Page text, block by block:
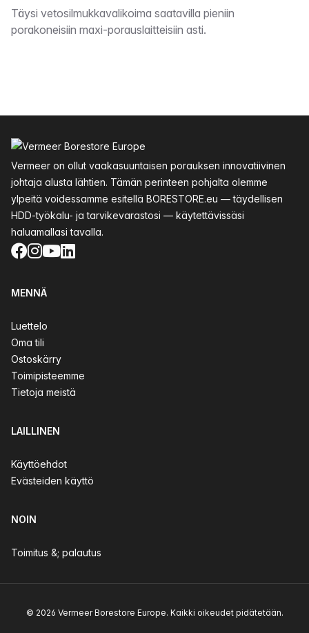
Kuvaus
Täysi vetosilmukkavalikoima saatavilla pieniin
porakoneisiin maxi-porauslaitteisiin asti.
Vermeer on ollut vaakasuuntaisen porauksen innovatiivinen
johtaja alusta lähtien. Tämän perinteen pohjalta olemme
ylpeitä voidessamme esitellä BORESTORE.eu — täydellisen
HDD-työkalu- ja tarvikevarastosi — käytettävissäsi
haluamallasi tavalla.
Facebook
Instagram
YouTube
LinkedIn
MENNÄ
Luettelo
Oma tili
Ostoskärry
Toimipisteemme
Tietoja meistä
LAILLINEN
Käyttöehdot
Evästeiden käyttö
NOIN
Toimitus &; palautus
© 2026 Vermeer Borestore Europe. Kaikki oikeudet pidätetään.